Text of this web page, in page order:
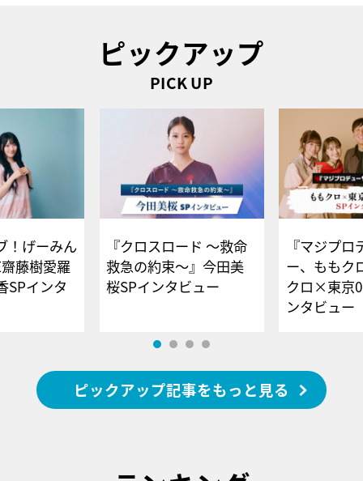
ピックアップ
PICK UP
！げーみん
藤樹愛羅
SPインタ
『クロスロード ～救命
救急の約束～』今田美
桜SPインタビュー
『マジプロ
ー、ももク
クロ×東京
ンタビュー
ピックアップ記事をもっと見る